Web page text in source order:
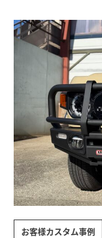
お客様カスタム事例